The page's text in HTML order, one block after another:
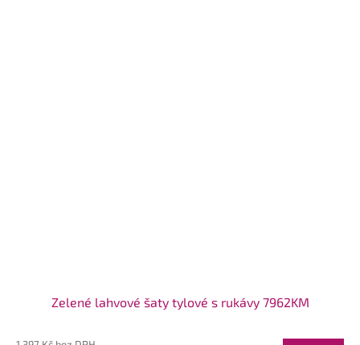
Zelené lahvové šaty tylové s rukávy 7962KM